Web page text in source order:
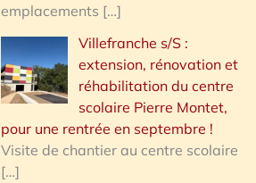
emplacements […]
Villefranche s/S :
extension, rénovation et
réhabilitation du centre
scolaire Pierre Montet,
pour une rentrée en septembre !
Visite de chantier au centre scolaire
[…]